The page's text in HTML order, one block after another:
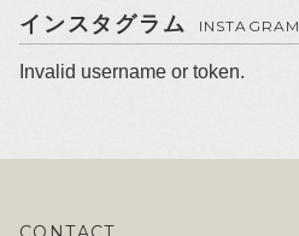
インスタグラム INSTAGRAM
Invalid username or token.